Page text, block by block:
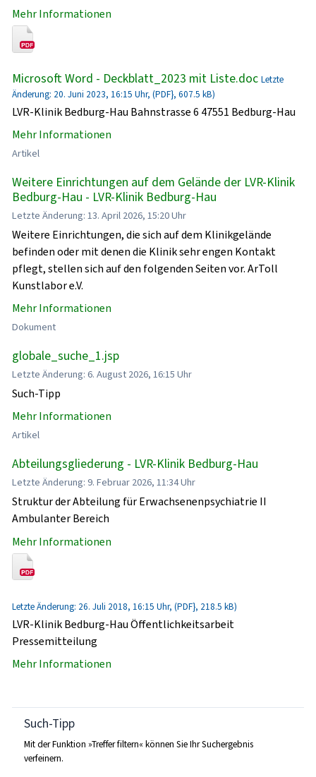
Mehr Informationen
Microsoft Word - Deckblatt_2023 mit Liste.doc Letzte
Änderung: 20. Juni 2023, 16:15 Uhr, (PDF}, 607.5 kB)
LVR-Klinik Bedburg-Hau Bahnstrasse 6 47551 Bedburg-Hau
Mehr Informationen
Artikel
Weitere Einrichtungen auf dem Gelände der LVR-Klinik
Bedburg-Hau - LVR-Klinik Bedburg-Hau
Letzte Änderung: 13. April 2026, 15:20 Uhr
Weitere Einrichtungen, die sich auf dem Klinikgelände
befinden oder mit denen die Klinik sehr engen Kontakt
pflegt, stellen sich auf den folgenden Seiten vor. ArToll
Kunstlabor e.V.
Mehr Informationen
Dokument
globale_suche_1.jsp
Letzte Änderung: 6. August 2026, 16:15 Uhr
Such-Tipp
Mehr Informationen
Artikel
Abteilungsgliederung - LVR-Klinik Bedburg-Hau
Letzte Änderung: 9. Februar 2026, 11:34 Uhr
Struktur der Abteilung für Erwachsenenpsychiatrie II
Ambulanter Bereich
Mehr Informationen
Letzte Änderung: 26. Juli 2018, 16:15 Uhr, (PDF}, 218.5 kB)
LVR-Klinik Bedburg-Hau Öffentlichkeitsarbeit
Pressemitteilung
Mehr Informationen
Such-Tipp
Mit der Funktion »Treffer filtern« können Sie Ihr Suchergebnis
verfeinern.